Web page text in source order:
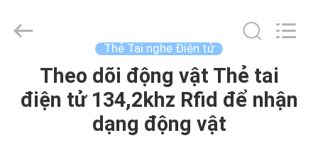
TRANG
CHỦ
Technology
Thẻ Tai nghe Điện tử
Theo dõi động vật Thẻ tai
điện tử 134,2khz Rfid để nhận
dạng động vật